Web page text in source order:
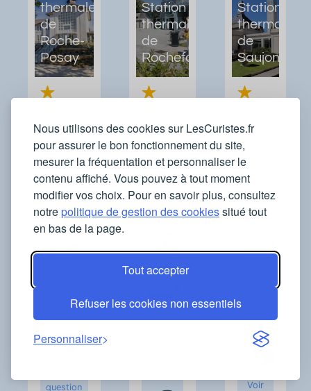
Nous utilisons des cookies sur LesCuristes.fr
pour assurer le bon fonctionnement du site,
mesurer la fréquentation et personnaliser le
contenu affiché. Vous pouvez à tout moment
modifier vos choix. Pour en savoir plus, consultez
notrepolitique de gestion des cookiessitué tout
en bas de la page.
Tout accepter
Refuser les cookies non essentiels
Personnaliser
thermale
de
Roche-
Posay
traitées
Voir
les
question
Station
thermale
de
Rochefort
traitées
Voir
les
Station
thermale
de
Saujon
traitées
Voir
les
ons
Voir